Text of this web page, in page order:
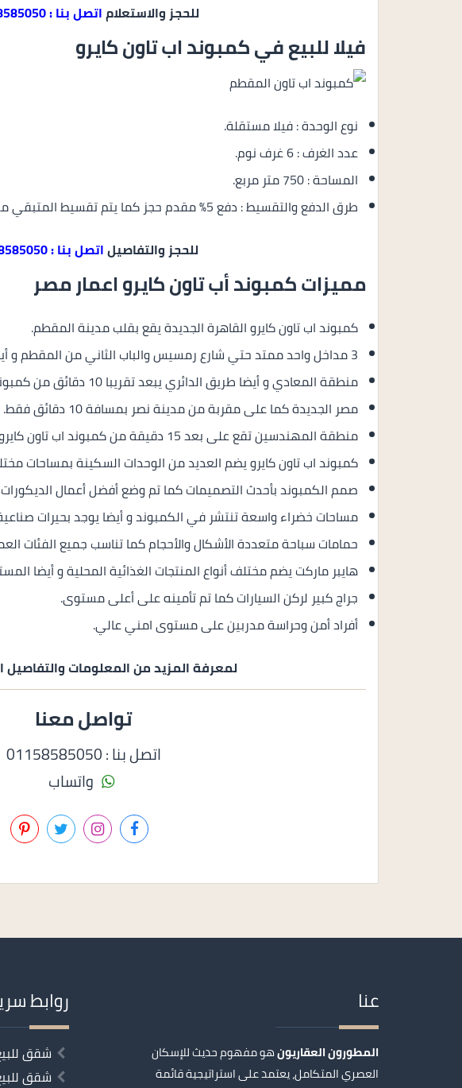
للحجز والاستعلاماتصل بنا : 01158585050
فيلا للبيع في كمبوند اب تاون كايرو
نوع الوحدة : فيلا مستقلة.
عدد الغرف : 6 غرف نوم.
المساحة : 750 متر مربع.
طرق الدفع والتقسيط : دفع 5% مقدم حجز كما يتم تقسيط المتبقي من المبلغ على 7 سنوات فقط.
للحجز والتفاصيلاتصل بنا : 01158585050
مميزات كمبوند أب تاون كايرو اعمار مصر
كمبوند اب تاون كايرو القاهرة الجديدة يقع بقلب مدينة المقطم.
3 مداخل واحد ممتد حتي شارع رمسيس والباب الثاني من المقطم و أيضا المدخل الثالث هو محور الشهيد.
منطقة المعادي و أيضا طريق الدائري يبعد تقريبا 10 دقائق من كمبوند اب تاون كايرو.
مصر الجديدة كما على مقربة من مدينة نصر بمسافة 10 دقائق فقط.
منطقة المهندسين تقع على بعد 15 دقيقة من كمبوند اب تاون كايرو.
كمبوند اب تاون كايرو يضم العديد من الوحدات السكينة بمساحات
صمم الكمبوند بأحدث التصميمات كما تم وضع أفضل أعمال
مساحات خضراء واسعة تنتشر في الكمبوند و أيضا يوجد بحيرات صناعية
حمامات سباحة متعددة الأشكال والأحجام كما تناسب جميع الفئات
هايبر ماركت يضم مختلف أنواع المنتجات الغذائية المحلية و أيضا
جراج كبير لركن السيارات كما تم تأمينه على أعلى مستوى.
أفراد أمن وحراسة مدربين على مستوى امني عالي.
لمعرفة المزيد من المعلومات والتفاصيل
تواصل معنا
اتصل بنا : 01158585050
واتساب
عنا
المطورون العقاريونهو مفهوم حديث للإسكان
العصري المتكامل، يعتمد على استراتيجية قائمة
روابط
شقق
شقق